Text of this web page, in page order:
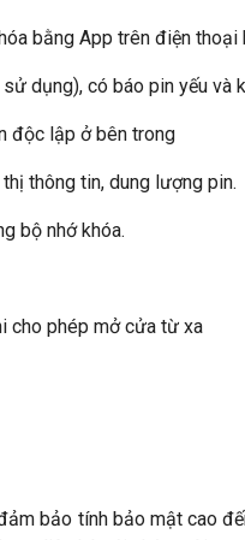
bằng App trên điện
dụng), có báo pin yếu và
độc lập ở bên trong
thông tin, dung lượng pin.
bộ nhớ khóa.
cho phép mở cửa từ xa
bảo tính bảo mật cao